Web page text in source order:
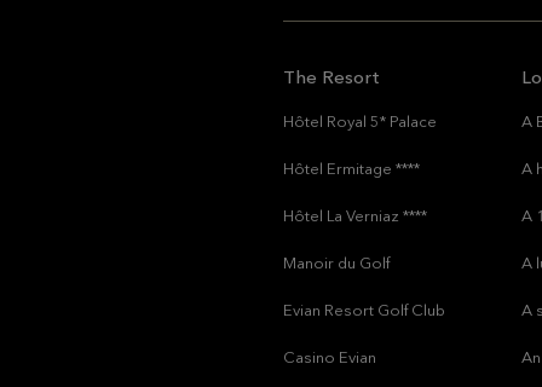
The Resort
Hôtel Royal 5* Palace
Hôtel Ermitage ****
Hôtel La Verniaz ****
Manoir du Golf
Evian Resort Golf Club
Casino Evian
A
A
A
A
A